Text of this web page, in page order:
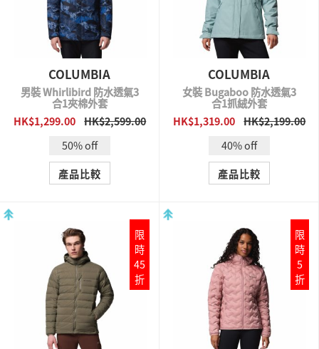
QUICK VIEW
COLUMBIA
男裝 Whirlibird 防水透氣3
合1夾棉外套
HK$1,299.00 HK$2,599.00
50% off
產品比較
QUICK VIEW
COLUMBIA
女裝 Bugaboo 防水透氣3
合1抓絨外套
HK$1,319.00 HK$2,199.00
40% off
產品比較
限
時
45
折
限
時
5
折